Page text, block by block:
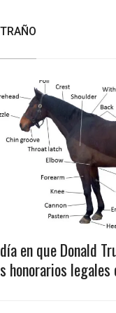
en que Donald
honorarios legales